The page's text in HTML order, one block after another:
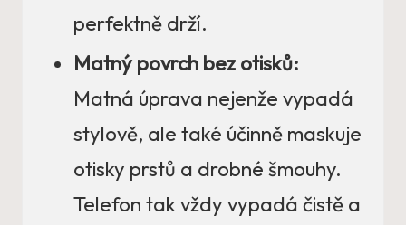
perfektně drží.
Matný povrch bez otisků:
Matná úprava nejenže vypadá
stylově, ale také účinně maskuje
otisky prstů a drobné šmouhy.
Telefon tak vždy vypadá čistě a